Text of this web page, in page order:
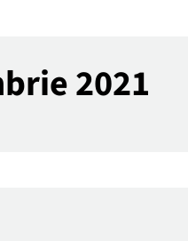
2021